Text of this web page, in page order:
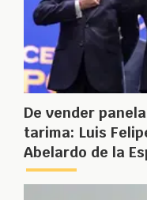
De vender
tarima: Luis
Abelardo de la